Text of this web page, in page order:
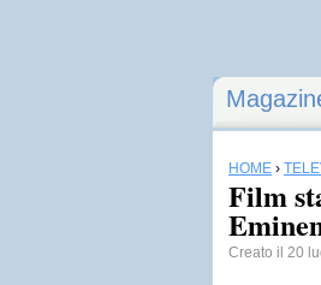
HOME ›
Film
Creato il 20